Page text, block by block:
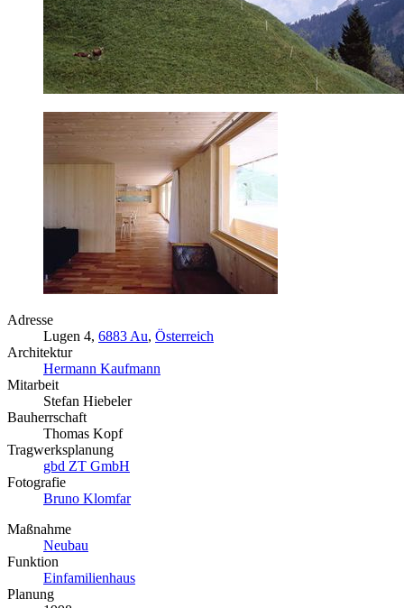
Adresse
Lugen 4, 6883 Au, Österreich
Architektur
Hermann Kaufmann
Mitarbeit
Stefan Hiebeler
Bauherrschaft
Thomas Kopf
Tragwerksplanung
gbd ZT GmbH
Fotografie
Bruno Klomfar
Maßnahme
Neubau
Funktion
Einfamilienhaus
Planung